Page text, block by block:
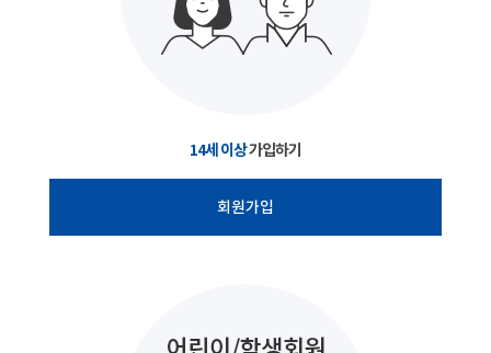
14세 이상가입하기
회원가입